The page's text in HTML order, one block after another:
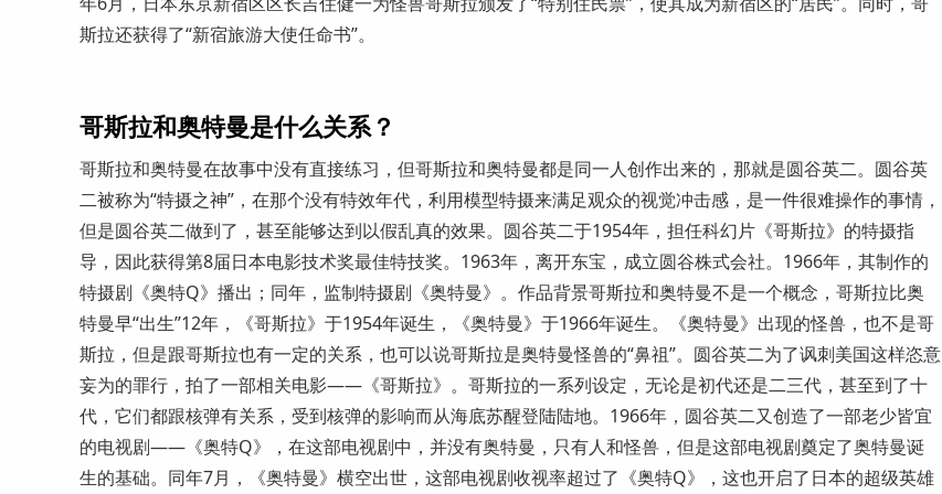
斯拉还获得了“新宿旅游大使任命书”。
哥斯拉和奥特曼是什么关系？
哥斯拉和奥特曼在故事中没有直接练习，但哥斯拉和奥特曼都是同一人创作出来的，那就是圆谷英二。圆谷英
二被称为“特摄之神”，在那个没有特效年代，利用模型特摄来满足观众的视觉冲击感，是一件很难操作的事情，
但是圆谷英二做到了，甚至能够达到以假乱真的效果。圆谷英二于1954年，担任科幻片《哥斯拉》的特摄指
导，因此获得第8届日本电影技术奖最佳特技奖。1963年，离开东宝，成立圆谷株式会社。1966年，其制作的
特摄剧《奥特Q》播出；同年，监制特摄剧《奥特曼》。作品背景哥斯拉和奥特曼不是一个概念，哥斯拉比奥
特曼早“出生”12年，《哥斯拉》于1954年诞生，《奥特曼》于1966年诞生。《奥特曼》出现的怪兽，也不是哥
斯拉，但是跟哥斯拉也有一定的关系，也可以说哥斯拉是奥特曼怪兽的“鼻祖”。圆谷英二为了讽刺美国这样恣意
妄为的罪行，拍了一部相关电影——《哥斯拉》。哥斯拉的一系列设定，无论是初代还是二三代，甚至到了十
代，它们都跟核弹有关系，受到核弹的影响而从海底苏醒登陆陆地。1966年，圆谷英二又创造了一部老少皆宜
的电视剧——《奥特Q》，在这部电视剧中，并没有奥特曼，只有人和怪兽，但是这部电视剧奠定了奥特曼诞
生的基础。同年7月，《奥特曼》横空出世，这部电视剧收视率超过了《奥特Q》，这也开启了日本的超级英雄